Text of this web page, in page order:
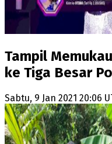
Tampil
ke Tiga Besar
Sabtu, 9 Jan 2021 20:06